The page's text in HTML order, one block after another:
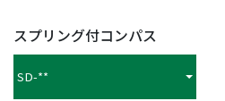
スプリング付コンパス
SD-**